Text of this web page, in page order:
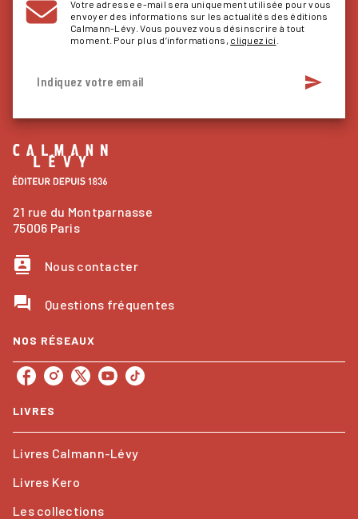
Votre adresse e-mail sera uniquement utilisée pour vous
envoyer des informations sur les actualités des éditions
Calmann-Lévy. Vous pouvez vous désinscrire à tout
moment. Pour plus d’informations, cliquez ici
Indiquez votre email send
21 rue du Montparnasse
75006 Paris
contacts Nous contacter
question_answer Questions fréquentes
NOS RÉSEAUX
LIVRES
Livres Calmann-Lévy
Livres Kero
Les collections